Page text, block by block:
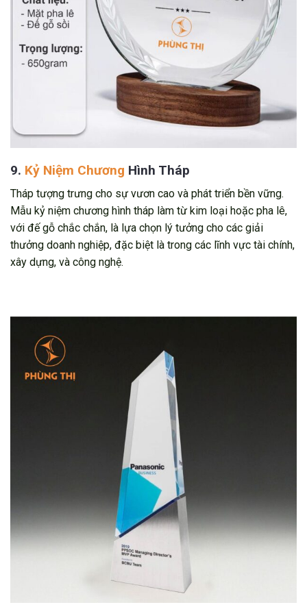
9. Kỷ Niệm Chương Hình Tháp
Tháp tượng trưng cho sự vươn cao và phát triển bền vững.
Mẫu kỷ niệm chương hình tháp làm từ kim loại hoặc pha lê,
với đế gỗ chắc chắn, là lựa chọn lý tưởng cho các giải
thưởng doanh nghiệp, đặc biệt là trong các lĩnh vực tài chính,
xây dựng, và công nghệ.